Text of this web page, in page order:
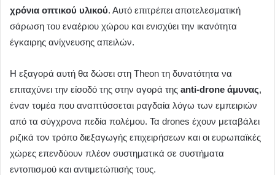
χρόνια οπτικού υλικού. Αυτό επιτρέπει αποτελεσματική
σάρωση του εναέριου χώρου και ενισχύει την ικανότητα
έγκαιρης ανίχνευσης απειλών.
Η εξαγορά αυτή θα δώσει στη Theon τη δυνατότητα να
επιταχύνει την είσοδό της στην αγορά της anti-drone άμυνας,
έναν τομέα που αναπτύσσεται ραγδαία λόγω των εμπειριών
από τα σύγχρονα πεδία πολέμου. Τα drones έχουν μεταβάλει
ριζικά τον τρόπο διεξαγωγής επιχειρήσεων και οι ευρωπαϊκές
χώρες επενδύουν πλέον συστηματικά σε συστήματα
εντοπισμού και αντιμετώπισής τους.